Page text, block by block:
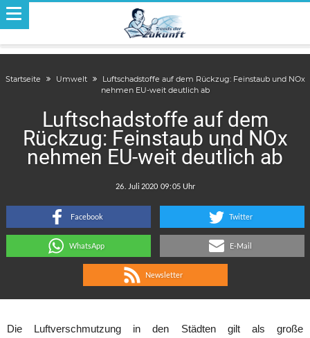
Startseite Umwelt
Luftschadstoffe auf dem Rückzug: Feinstaub und NOx
nehmen EU-weit deutlich ab
Luftschadstoffe auf dem
Rückzug: Feinstaub und NOx
nehmen EU-weit deutlich ab
:
Facebook Twitter
WhatsApp E-Mail
Newsletter
Die Luftverschmutzung in den Städten gilt als große